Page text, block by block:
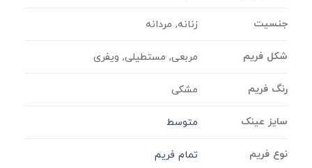
جنسیت زنانه, مردانه
شکل فریم مربعی, مستطیلی, ویفری
رنگ فریم مشکی
سایز عینک متوسط
نوع فریم تمام فریم